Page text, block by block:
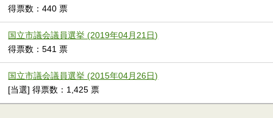
得票数：440 票
国立市議会議員選挙 (2019年04月21日)
得票数：541 票
国立市議会議員選挙 (2015年04月26日)
[当選] 得票数：1,425 票